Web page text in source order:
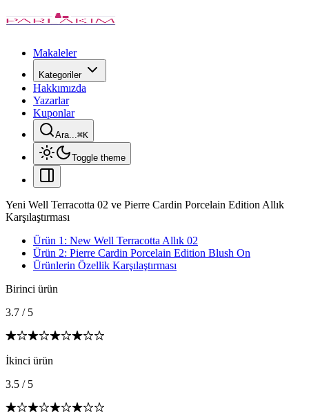
Makaleler
Kategoriler
Hakkımızda
Yazarlar
Kuponlar
Ara...⌘K
Toggle theme
Yeni Well Terracotta 02 ve Pierre Cardin Porcelain Edition Allık
Karşılaştırması
Ürün 1: New Well Terracotta Allık 02
Ürün 2: Pierre Cardin Porcelain Edition Blush On
Ürünlerin Özellik Karşılaştırması
Birinci ürün
3.7 / 5
İkinci ürün
3.5 / 5